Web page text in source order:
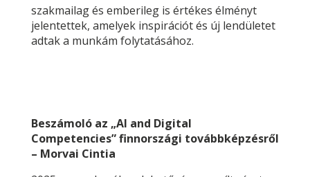
szakmailag és emberileg is értékes élményt
jelentettek, amelyek inspirációt és új lendületet
adtak a munkám folytatásához.
Beszámoló az „AI and Digital
Competencies” finnországi továbbképzésről
– Morvai Cintia